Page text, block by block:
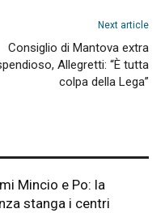
Next article
Consiglio di Mantova extra
Allegretti: “È tutta
colpa della Lega”
Mincio e Po: la
stanga i centri